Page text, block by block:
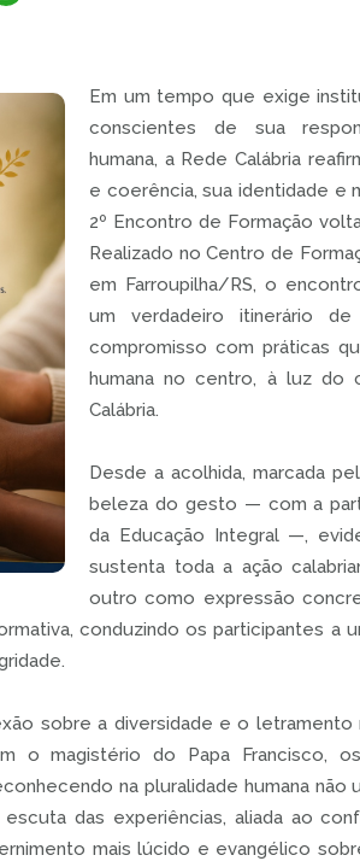
Em um tempo que exige
conscientes de sua
humana, a Rede Calábria
e coerência, sua identidade e
2º Encontro de Formação
Realizado no Centro de
em Farroupilha/RS, o
um verdadeiro itinerário
compromisso com práticas
humana no centro, à luz do
Calábria.
Desde a acolhida, marcada
beleza do gesto — com a
da Educação Integral —,
sustenta toda a ação
outro como expressão
conduzindo os participantes a
sobre a diversidade e o letramento
o magistério do Papa Francisco,
na pluralidade humana não
das experiências, aliada ao
mais lúcido e evangélico